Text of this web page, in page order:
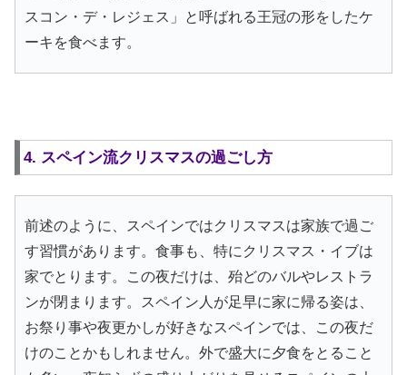
スコン・デ・レジェス」と呼ばれる王冠の形をしたケ
ーキを食べます。
4. スペイン流クリスマスの過ごし方
前述のように、スペインではクリスマスは家族で過ご
す習慣があります。食事も、特にクリスマス・イブは
家でとります。この夜だけは、殆どのバルやレストラ
ンが閉まります。スペイン人が足早に家に帰る姿は、
お祭り事や夜更かしが好きなスペインでは、この夜だ
けのことかもしれません。外で盛大に夕食をとること